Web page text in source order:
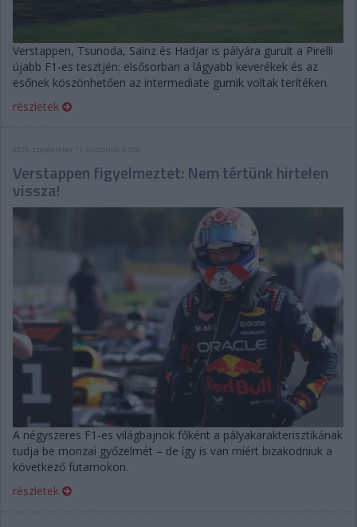
Verstappen, Tsunoda, Sainz és Hadjar is pályára gurult a Pirelli
újabb F1-es tesztjén: elsősorban a lágyabb keverékek és az
esőnek köszönhetően az intermediate gumik voltak terítéken.
részletek
2025. szeptember 11. csütörtök, 07:00
Verstappen figyelmeztet: Nem tértünk hirtelen
vissza!
A négyszeres F1-es világbajnok főként a pályakarakterisztikának
tudja be monzai győzelmét – de így is van miért bizakodniuk a
következő futamokon.
részletek